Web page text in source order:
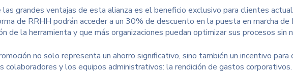
las grandes ventajas de esta alianza es el beneficio exclusivo para clientes
de RRHH podrán acceder a un 30% de descuento en la puesta en marcha
de la herramienta y que más organizaciones puedan optimizar sus procesos sin
no solo representa un ahorro significativo, sino también un incentivo
colaboradores y los equipos administrativos: la rendición de gastos corporativos.